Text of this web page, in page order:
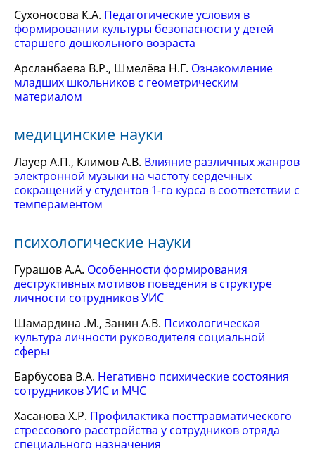
Сухоносова К.А. Педагогические условия в
формировании культуры безопасности у детей
старшего дошкольного возраста
Арсланбаева В.Р., Шмелёва Н.Г. Ознакомление
младших школьников с геометрическим
материалом
медицинские науки
Лауер А.П., Климов А.В. Влияние различных жанров
электронной музыки на частоту сердечных
сокращений у студентов 1-го курса в соответствии с
темпераментом
психологические науки
Гурашов А.А. Особенности формирования
деструктивных мотивов поведения в структуре
личности сотрудников УИС
Шамардина .М., Занин А.В. Психологическая
культура личности руководителя социальной
сферы
Барбусова В.А. Негативно психические состояния
сотрудников УИС и МЧС
Хасанова Х.Р. Профилактика посттравматического
стрессового расстройства у сотрудников отряда
специального назначения